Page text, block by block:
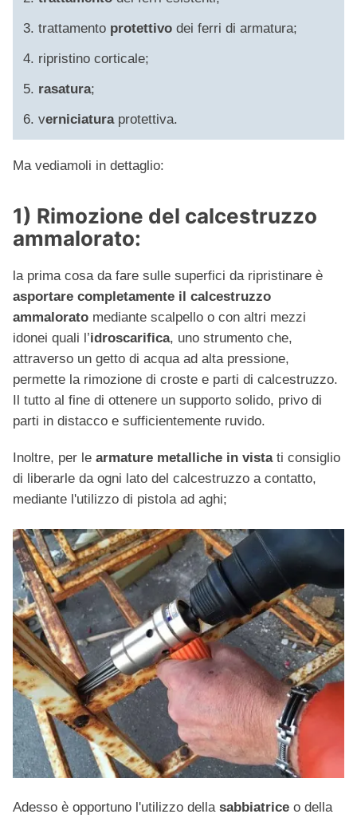
trattamento protettivo dei ferri di armatura;
ripristino corticale;
rasatura;
verniciaturaprotettiva.
Ma vediamoli in dettaglio:
1) Rimozione del calcestruzzo
ammalorato:
la prima cosa da fare sulle superfici da ripristinare è
asportare completamente il calcestruzzo
ammalorato mediante scalpello o con altri mezzi
idonei quali l’idroscarifica, uno strumento che,
attraverso un getto di acqua ad alta pressione,
permette la rimozione di croste e parti di calcestruzzo.
Il tutto al fine di ottenere un supporto solido, privo di
parti in distacco e sufficientemente ruvido.
Inoltre, per le armature metalliche in vistati consiglio
di liberarle da ogni lato del calcestruzzo a contatto,
mediante l'utilizzo di pistola ad aghi;
Adesso è opportuno l'utilizzo della sabbiatrice o della